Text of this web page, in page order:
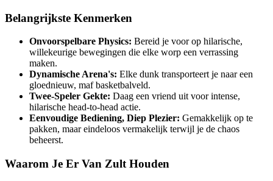
Belangrijkste Kenmerken
Onvoorspelbare Physics: Bereid je voor op hilarische,
willekeurige bewegingen die elke worp een verrassing
maken.
Dynamische Arena's: Elke dunk transporteert je naar een
gloednieuw, maf basketbalveld.
Twee-Speler Gekte: Daag een vriend uit voor intense,
hilarische head-to-head actie.
Eenvoudige Bediening, Diep Plezier: Gemakkelijk op te
pakken, maar eindeloos vermakelijk terwijl je de chaos
beheerst.
Waarom Je Er Van Zult Houden